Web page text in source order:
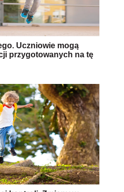
Uczniowie mogą
przygotowanych na tę